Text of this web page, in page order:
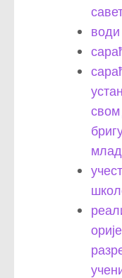
води
свом